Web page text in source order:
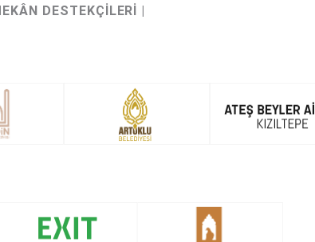
DESTEKÇİLERİ |